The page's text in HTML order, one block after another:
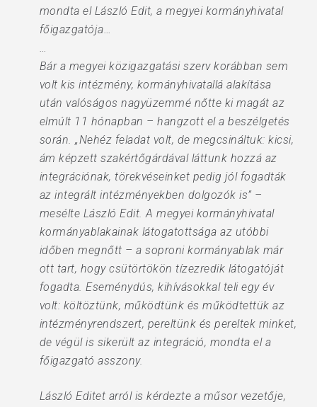
mondta el László Edit, a megyei kormányhivatal
főigazgatója…
…
Bár a megyei közigazgatási szerv korábban sem
volt kis intézmény, kormányhivatallá alakítása
után valóságos nagyüzemmé nőtte ki magát az
elmúlt 11 hónapban – hangzott el a beszélgetés
során. „Nehéz feladat volt, de megcsináltuk: kicsi,
ám képzett szakértőgárdával láttunk hozzá az
integrációnak, törekvéseinket pedig jól fogadták
az integrált intézményekben dolgozók is” –
mesélte László Edit. A megyei kormányhivatal
kormányablakainak látogatottsága az utóbbi
időben megnőtt – a soproni kormányablak már
ott tart, hogy csütörtökön tízezredik látogatóját
fogadta. Eseménydús, kihívásokkal teli egy év
volt: költöztünk, működtünk és működtettük az
intézményrendszert, pereltünk és pereltek minket,
de végül is sikerült az integráció, mondta el a
főigazgató asszony.
László Editet arról is kérdezte a műsor vezetője,